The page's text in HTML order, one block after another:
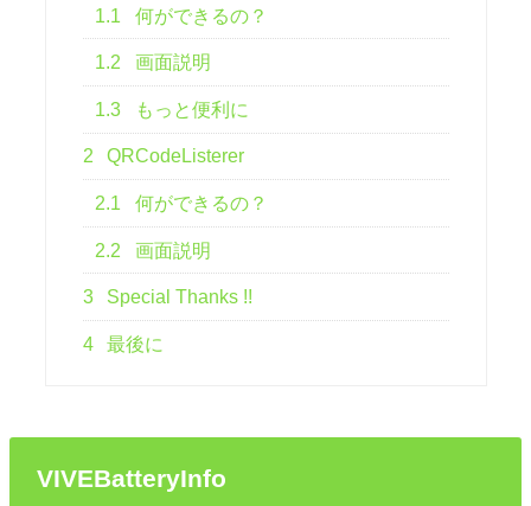
1.1 何ができるの？
1.2 画面説明
1.3 もっと便利に
2 QRCodeListerer
2.1 何ができるの？
2.2 画面説明
3 Special Thanks !!
4 最後に
VIVEBatteryInfo